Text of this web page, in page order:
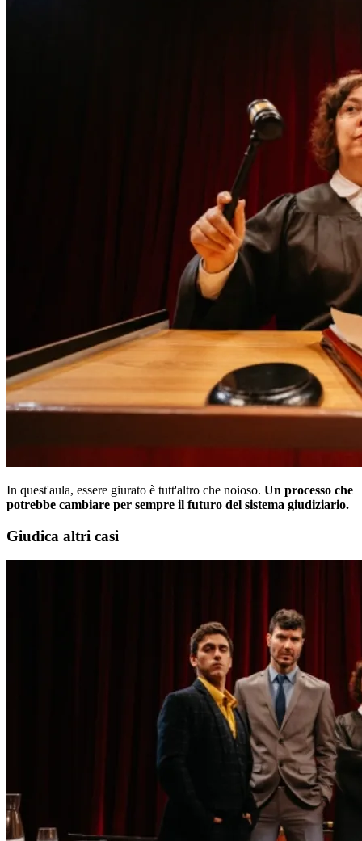
In quest'aula, essere giurato è tutt'altro che noioso. Un processo che
potrebbe cambiare per sempre il futuro del sistema giudiziario.
Giudica altri casi